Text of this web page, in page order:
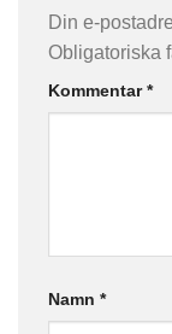
Din e-
Obligatoriska
Kommentar*
Namn *